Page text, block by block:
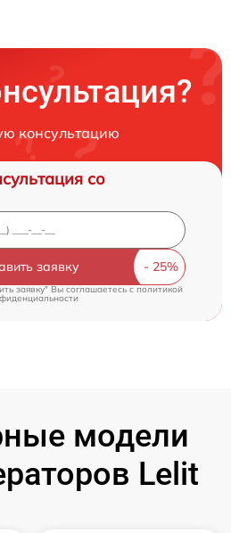
консультацию
со
заявку
заявку" Вы соглашаетесь cполитикой
модели
Lelit